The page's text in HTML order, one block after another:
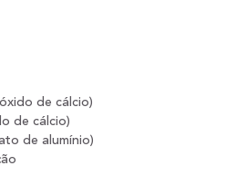
de cálcio)
de cálcio)
de alumínio)